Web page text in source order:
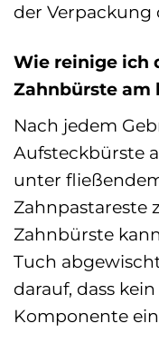
der Verpackung
Wie reinige ich
Zahnbürste am
Nach jedem
Aufsteckbürste
unter
Zahnpastareste
Zahnbürste
Tuch
darauf, dass
Komponente